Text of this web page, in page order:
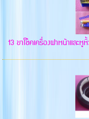
13 ขาโช๊คเครื่องฝาหน้าและหู